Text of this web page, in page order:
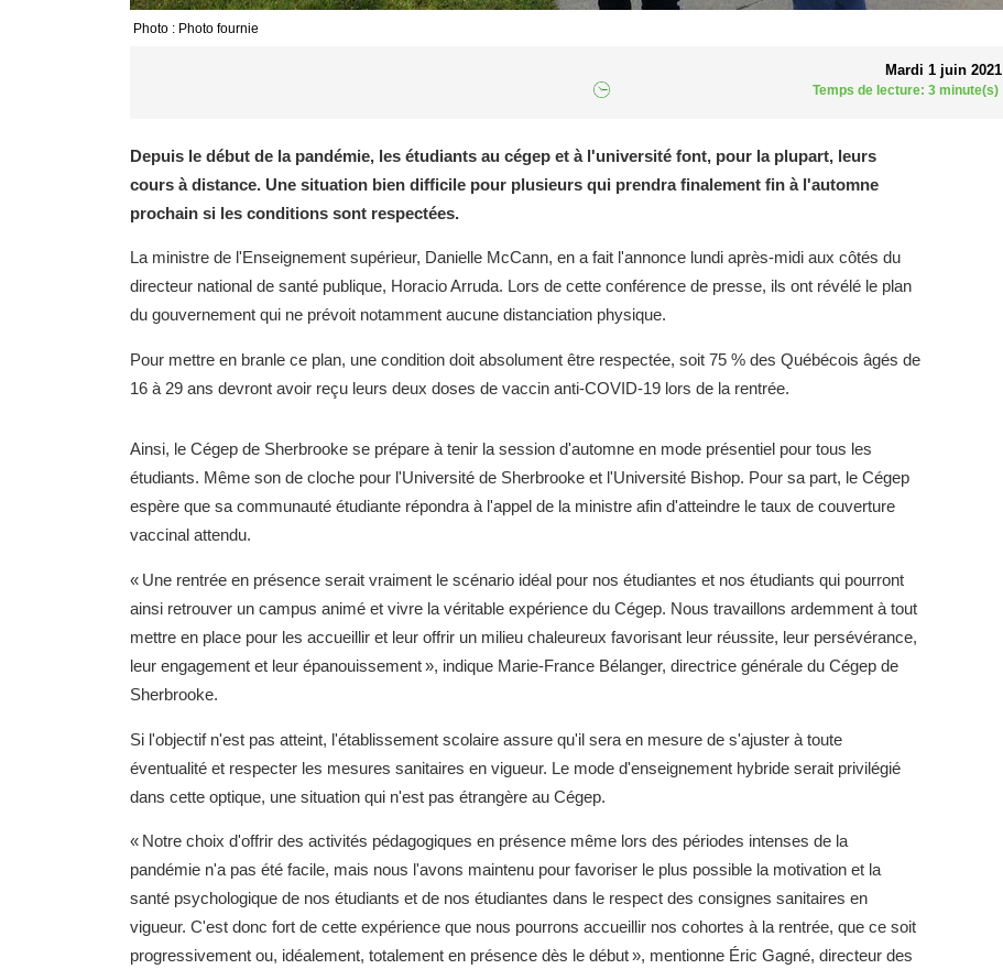
Photo : Photo fournie
Mardi 1 juin 2021
Temps de lecture: 3 minute(s)
Depuis le début de la pandémie, les étudiants au cégep et à l'université font, pour la plupart, leurs
cours à distance. Une situation bien difficile pour plusieurs qui prendra finalement fin à l'automne
prochain si les conditions sont respectées.
La ministre de l'Enseignement supérieur, Danielle McCann, en a fait l'annonce lundi après-midi aux côtés du
directeur national de santé publique, Horacio Arruda. Lors de cette conférence de presse, ils ont révélé le plan
du gouvernement qui ne prévoit notamment aucune distanciation physique.
Pour mettre en branle ce plan, une condition doit absolument être respectée, soit 75 % des Québécois âgés de
16 à 29 ans devront avoir reçu leurs deux doses de vaccin anti-COVID-19 lors de la rentrée.
Ainsi, le Cégep de Sherbrooke se prépare à tenir la session d'automne en mode présentiel pour tous les
étudiants. Même son de cloche pour l'Université de Sherbrooke et l'Université Bishop. Pour sa part, le Cégep
espère que sa communauté étudiante répondra à l'appel de la ministre afin d'atteindre le taux de couverture
vaccinal attendu.
« Une rentrée en présence serait vraiment le scénario idéal pour nos étudiantes et nos étudiants qui pourront
ainsi retrouver un campus animé et vivre la véritable expérience du Cégep. Nous travaillons ardemment à tout
mettre en place pour les accueillir et leur offrir un milieu chaleureux favorisant leur réussite, leur persévérance,
leur engagement et leur épanouissement », indique Marie-France Bélanger, directrice générale du Cégep de
Sherbrooke.
Si l'objectif n'est pas atteint, l'établissement scolaire assure qu'il sera en mesure de s'ajuster à toute
éventualité et respecter les mesures sanitaires en vigueur. Le mode d'enseignement hybride serait privilégié
dans cette optique, une situation qui n'est pas étrangère au Cégep.
« Notre choix d'offrir des activités pédagogiques en présence même lors des périodes intenses de la
pandémie n'a pas été facile, mais nous l'avons maintenu pour favoriser le plus possible la motivation et la
santé psychologique de nos étudiants et de nos étudiantes dans le respect des consignes sanitaires en
vigueur. C'est donc fort de cette expérience que nous pourrons accueillir nos cohortes à la rentrée, que ce soit
progressivement ou, idéalement, totalement en présence dès le début », mentionne Éric Gagné, directeur des